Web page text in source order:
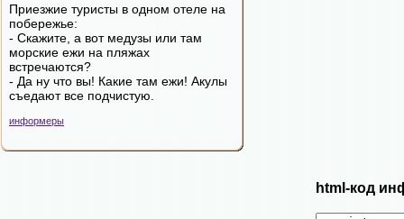
Приезжие туристы в одном отеле на
побережье:
- Скажите, а вот медузы или там
морские ежи на пляжах
встречаются?
- Да ну что вы! Какие там ежи! Акулы
съедают все подчистую.
информеры
html-код